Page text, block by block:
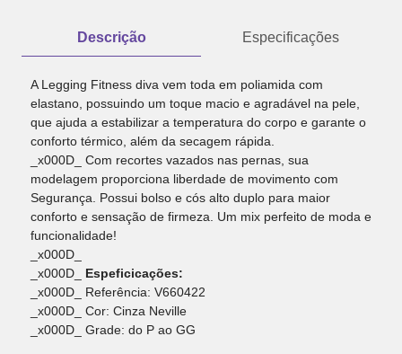
Descrição Especificações
A Legging Fitness diva vem toda em poliamida com
elastano, possuindo um toque macio e agradável na pele,
que ajuda a estabilizar a temperatura do corpo e garante o
conforto térmico, além da secagem rápida.
_x000D_ Com recortes vazados nas pernas, sua
modelagem proporciona liberdade de movimento com
Segurança. Possui bolso e cós alto duplo para maior
conforto e sensação de firmeza. Um mix perfeito de moda e
funcionalidade!
_x000D_
_x000D_ Espeficicações:
_x000D_ Referência: V660422
_x000D_ Cor: Cinza Neville
_x000D_ Grade: do P ao GG